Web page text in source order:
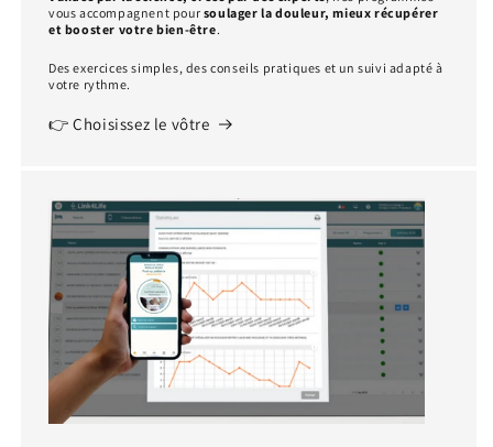
vous accompagnent pour soulager la douleur, mieux récupérer
et booster votre bien-être.
Des exercices simples, des conseils pratiques et un suivi adapté à
votre rythme.
👉 Choisissez le vôtre